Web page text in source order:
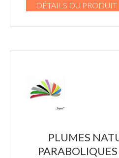
DÉTAILS DU PRODUIT
PLUMES